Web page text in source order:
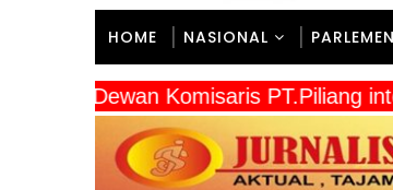
HOME NASIONAL
" Dewan Komisaris PT.Piliang